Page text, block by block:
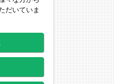
だいていま